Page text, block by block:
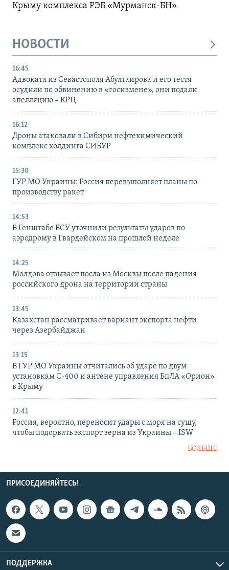
Крыму комплекса РЭБ «Мурманск-БН»
НОВОСТИ
16:45
Адвоката из Севастополя Абултаирова и его тестя
осудили по обвинению в «госизмене», они подали
апелляцию – КРЦ
16:12
Дроны атаковали в Сибири нефтехимический
комплекс холдинга СИБУР
15:30
ГУР МО Украины: Россия перевыполняет планы по
производству ракет
14:53
В Генштабе ВСУ уточнили результаты ударов по
аэродрому в Гвардейском на прошлой неделе
14:25
Молдова отзывает посла из Москвы после падения
российского дрона на территории страны
13:45
Казахстан рассматривает вариант экспорта нефти
через Азербайджан
13:15
В ГУР МО Украины отчитались об ударе по двум
установкам С-400 и антене управления БпЛА «Орион»
в Крыму
12:41
Россия, вероятно, переносит удары с моря на сушу,
чтобы подорвать экспорт зерна из Украины – ISW
БОЛЬШЕ
ПРИСОЕДИНЯЙТЕСЬ!
ПОДДЕРЖКА